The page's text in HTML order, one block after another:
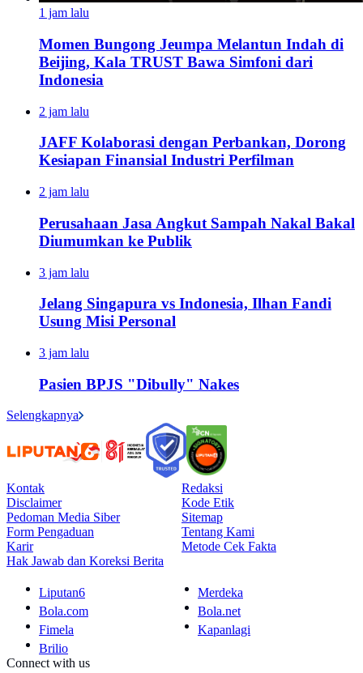
1 jam lalu
Momen Bungong Jeumpa Melantun Indah di
Beijing, Kala TRUST Bawa Simfoni dari
Indonesia
2 jam lalu
JAFF Kolaborasi dengan Perbankan, Dorong
Kesiapan Finansial Industri Perfilman
2 jam lalu
Perusahaan Jasa Angkut Sampah Nakal Bakal
Diumumkan ke Publik
3 jam lalu
Jelang Singapura vs Indonesia, Ilhan Fandi
Usung Misi Personal
3 jam lalu
Pasien BPJS "Dibully" Nakes
Selengkapnya
Kontak
Redaksi
Disclaimer
Kode Etik
Pedoman Media Siber
Sitemap
Form Pengaduan
Tentang Kami
Karir
Metode Cek Fakta
Hak Jawab dan Koreksi Berita
Liputan6
Merdeka
Bola.com
Bola.net
Fimela
Kapanlagi
Brilio
Connect with us